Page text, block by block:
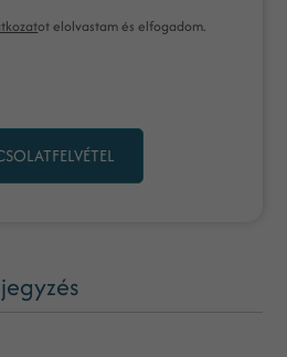
ot elolvastam és elfogadom.